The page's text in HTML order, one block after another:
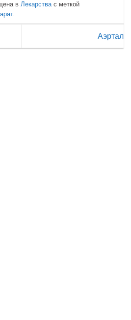
вЛекарствас меткой
.
Аэртал